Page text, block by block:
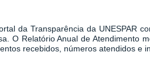
da Transparência da UNESPAR
O Relatório Anual de Atendimento
recebidos, números atendidos e